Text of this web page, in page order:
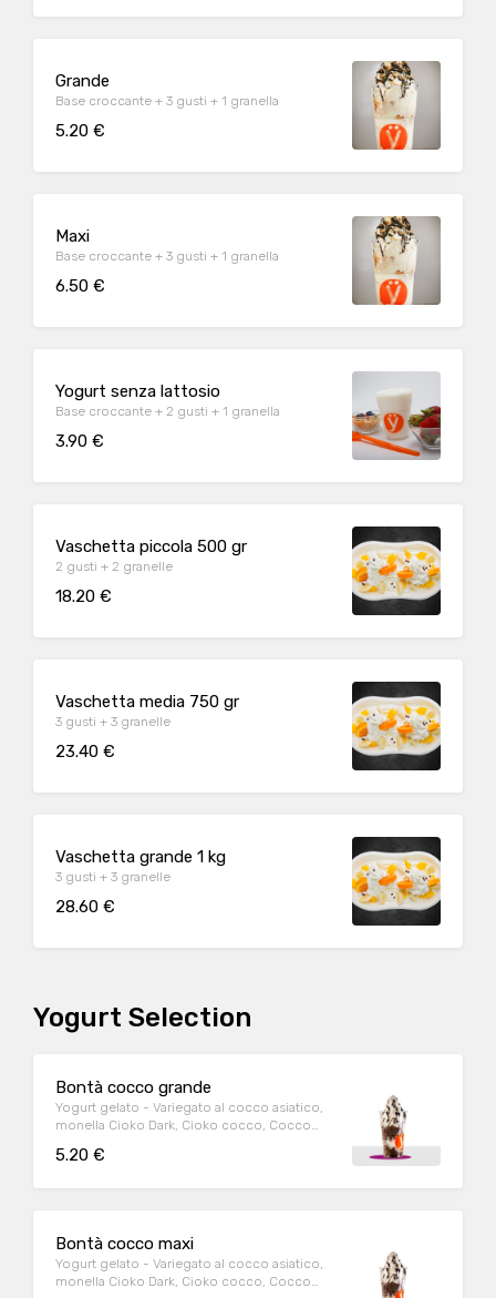
Grande
Base croccante + 3 gusti + 1 granella
5.20 €
Maxi
Base croccante + 3 gusti + 1 granella
6.50 €
Yogurt senza lattosio
Base croccante + 2 gusti + 1 granella
3.90 €
Vaschetta piccola 500 gr
2 gusti + 2 granelle
18.20 €
Vaschetta media 750 gr
3 gusti + 3 granelle
23.40 €
Vaschetta grande 1 kg
3 gusti + 3 granelle
28.60 €
Yogurt Selection
Bontà cocco grande
Yogurt gelato - Variegato al cocco asiatico,
monella Cioko Dark, Cioko cocco, Cocco
5.20 €
Bontà cocco maxi
Yogurt gelato - Variegato al cocco asiatico,
monella Cioko Dark, Cioko cocco, Cocco